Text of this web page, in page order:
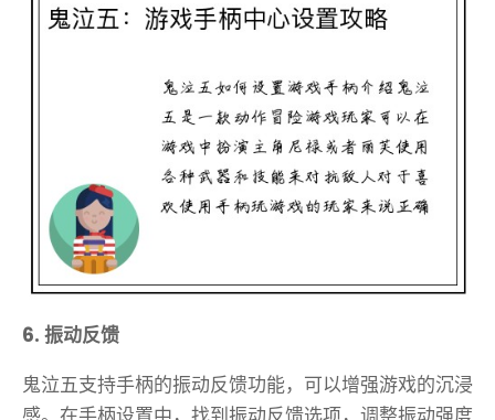
6. 振动反馈
鬼泣五支持手柄的振动反馈功能，可以增强游戏的沉浸